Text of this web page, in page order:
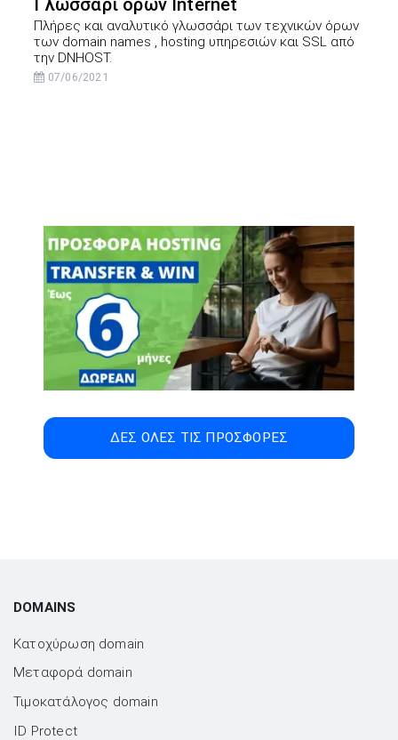
Πλήρες και αναλυτικό γλωσσάρι των τεχνικών όρων
των domain names , hosting υπηρεσιών και SSL από
την DNHOST.
07/06/2021
ΔΕΣ ΟΛΕΣ ΤΙΣ ΠΡΟΣΦΟΡΕΣ
DOMAINS
Κατοχύρωση domain
Μεταφορά domain
Τιμοκατάλογος domain
ID Protect